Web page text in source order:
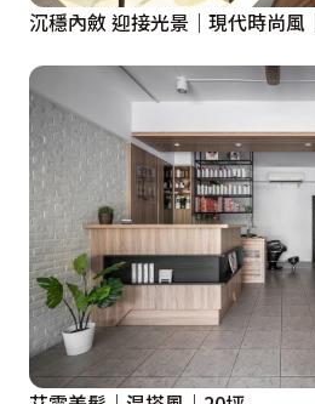
沉穩內斂 迎接光景｜現代時尚風